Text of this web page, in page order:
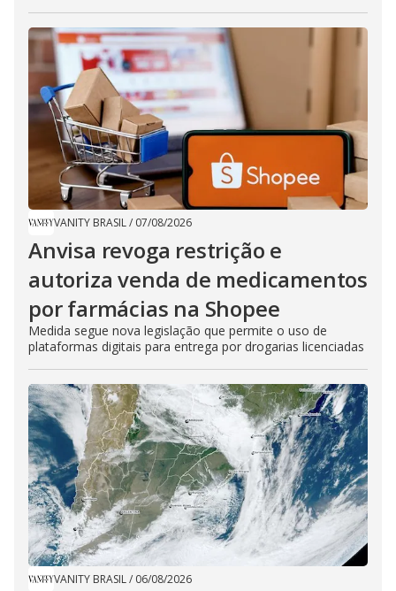
VANITY BRASIL/ 07/08/2026
Anvisa revoga restrição e
autoriza venda de medicamentos
por farmácias na Shopee
Medida segue nova legislação que permite o uso de
plataformas digitais para entrega por drogarias licenciadas
VANITY BRASIL/ 06/08/2026